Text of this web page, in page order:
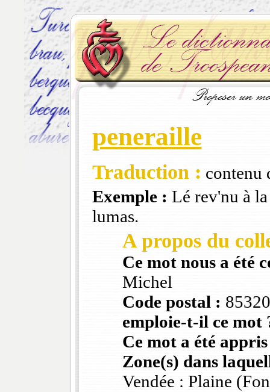
peneraille
Traduction : contenu
Exemple : Lé rev'nu à
lumas.
A propos du
Ce mot nous a été
Michel
Code postal :
emploie-t-il ce mot
Ce mot a été
Zone(s) dans
Vendée : Plaine